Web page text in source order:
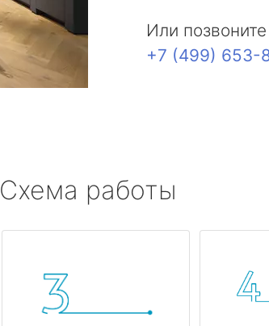
Или
+7 (499) 653-
Схема работы